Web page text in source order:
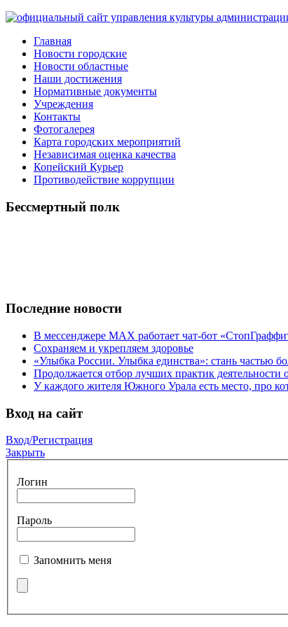
Главная
Новости городские
Новости областные
Наши достижения
Нормативные документы
Учреждения
Контакты
Фотогалерея
Карта городских мероприятий
Независимая оценка качества
Копейский Курьер
Противодействие коррупции
Бессмертный полк
Последние новости
В мессенджере МАХ работает чат-бот
Сохраняем и укрепляем здоровье
«Улыбка России. Улыбка единства»: стань частью
Продолжается отбор лучших практик
У каждого жителя Южного Урала есть место, про
Вход на сайт
Вход/Регистрация
Закрыть
Логин
Пароль
Запомнить меня